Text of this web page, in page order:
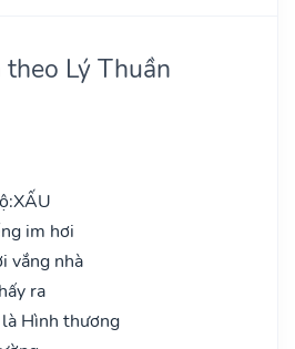
Lý Thuần
XẤU
im hơi
vắng nhà
ra
Hình thương